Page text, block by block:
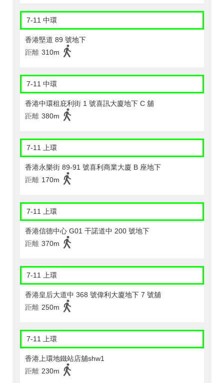
7-11 中環
香港堅道 89 號地下
距離 310m
7-11 中環
香港中環租庇利街 1 號喜訊大廈地下 C 舖
距離 380m
7-11 上環
香港永樂街 89-91 號喜利商業大廈 B 座地下
距離 170m
7-11 上環
香港信德中心 G01 干諾道中 200 號地下
距離 370m
7-11 上環
香港皇后大道中 368 號偉利大廈地下 7 號舖
距離 250m
7-11 上環
香港上環地鐵站店舖shw1
距離 230m